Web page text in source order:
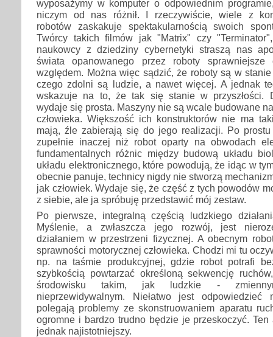
wyposażymy w komputer o odpowiednim
niczym od nas różnił. I rzeczywiście, wiele z
robotów zaskakuje spektakularnością swoich
Twórcy takich filmów jak "Matrix" czy
naukowcy z dziedziny cybernetyki straszą nas
świata opanowanego przez roboty
względem. Można więc sądzić, że roboty są w
czego zdolni są ludzie, a nawet więcej. A jednak
wskazuje na to, że tak się stanie w przyszłości.
wydaje się prosta. Maszyny nie są wcale budowane
człowieka. Większość ich konstruktorów nie ma
mają, źle zabierają się do jego realizacji. Po prostu
zupełnie inaczej niż robot oparty na obwodach
fundamentalnych różnic między budową układu
układu elektronicznego, które powodują, że idąc w
obecnie panuje, technicy nigdy nie stworzą
jak człowiek. Wydaje się, że część z tych powodów
z siebie, ale ja spróbuję przedstawić mój zestaw.
Po pierwsze, integralną częścią ludzkiego
Myślenie, a zwłaszcza jego rozwój, jest
działaniem w przestrzeni fizycznej. A obecnym
sprawności motorycznej człowieka. Chodzi mi tu
np. na taśmie produkcyjnej, gdzie robot potrafi
szybkością powtarzać określoną sekwencję
środowisku takim, jak ludzkie -
nieprzewidywalnym. Niełatwo jest
polegają problemy ze skonstruowaniem aparatu
ogromne i bardzo trudno będzie je przeskoczyć.
jednak najistotniejszy.